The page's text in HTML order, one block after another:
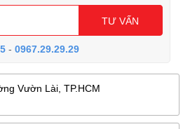
TƯ VẤN
-0967.29.29.29
Vườn Lài, TP.HCM